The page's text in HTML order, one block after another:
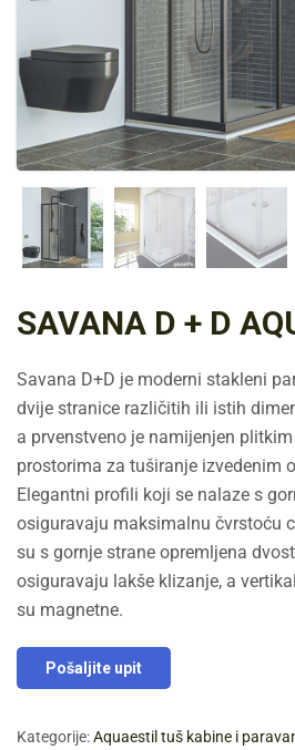
SAVANA D + D
Savana D+D je moderni stakleni
dvije stranice različitih ili istih
a prvenstveno je namijenjen
prostorima za tuširanje izvedenim
Elegantni profili koji se nalaze s
osiguravaju maksimalnu čvrstoću
su s gornje strane opremljena
osiguravaju lakše klizanje, a
su magnetne.
Pošaljite upit
Kategorije:Aquaestil tuš kabine i